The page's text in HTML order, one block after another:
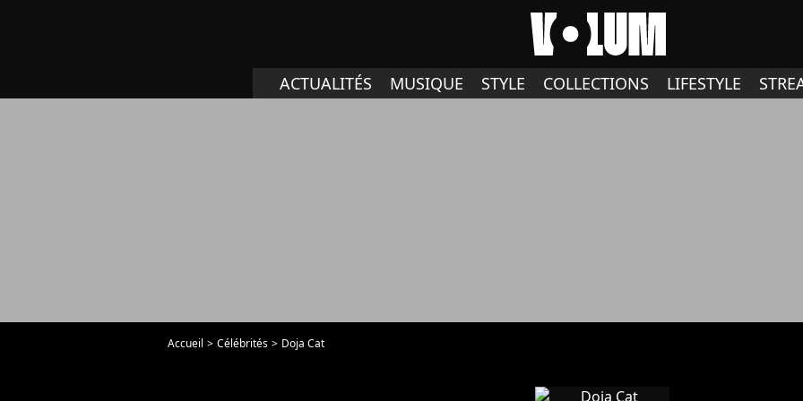
ACTUALITÉS MUSIQUE STYLE COLLECTIONS LIFESTYLE
Accueil Célébrités Doja Cat